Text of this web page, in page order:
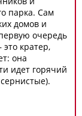
парка. Сам
домов и
очередь
кратер,
она
идет горячий